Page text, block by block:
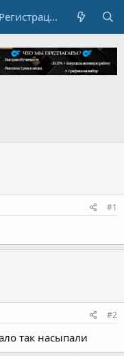
Регистрация
#1
#2
так насыпали